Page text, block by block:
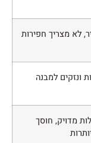
לא מצריך חפירות
ונזקים למבנה
מדויק, חוסך